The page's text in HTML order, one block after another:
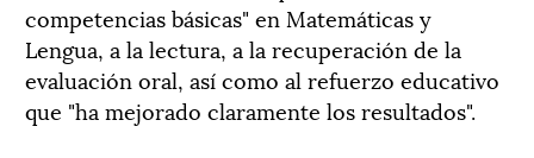
competencias básicas" en Matemáticas y
Lengua, a la lectura, a la recuperación de la
evaluación oral, así como al refuerzo educativo
que "ha mejorado claramente los resultados".